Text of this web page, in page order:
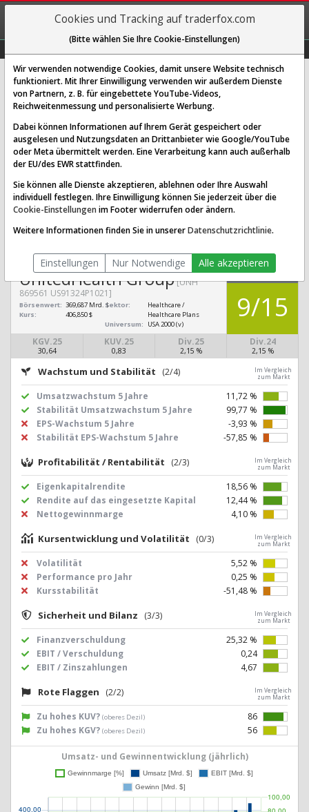
REGIS-
TRIEREN
UnitedHealth Group Aktie:
Realtime-Kurs & Analyse (869561 |
UNH)
SCORING SYSTEMS:
Qualitäts-Check Dividenden-Check
Wachstums-Check
geeignet?
UnitedHealth Group[UNH
869561 US91324P1021]
Börsenwert: 369,687 Mrd. $
Kurs:
406,850 $
Sektor:
Healthcare /
Healthcare Plans
Universum:
USA 2000 (v)
KGV.25
30,64
KUV.25
0,83
Div.25
2,15 %
Div.24
2,15 %
QUALITÄTS-
9/15
Wachstum und Stabilität (2/4)
Im Vergleich
zum Markt
Umsatzwachstum 5 Jahre
11,72 %
Stabilität Umsatzwachstum 5 Jahre
99,77 %
EPS-Wachstum 5 Jahre
-3,93 %
Stabilität EPS-Wachstum 5 Jahre
-57,85 %
Profitabilität / Rentabilität (2/3)
Im Vergleich
zum Markt
Eigenkapitalrendite
18,56 %
Rendite auf das eingesetzte Kapital
12,44 %
Nettogewinnmarge
4,10 %
Kursentwicklung und Volatilität (0/3)
Im Vergleich
zum Markt
Volatilität
5,52 %
Performance pro Jahr
0,25 %
Kursstabilität
-51,48 %
Sicherheit und Bilanz (3/3)
Im Vergleich
zum Markt
Finanzverschuldung
25,32 %
EBIT / Verschuldung
0,24
EBIT / Zinszahlungen
4,67
Rote Flaggen (2/2)
Im Vergleich
zum Markt
Zu hohes KUV? (oberes Dezil)
86
Zu hohes KGV? (oberes Dezil) 56
Umsatz- und Gewinnentwicklung (jährlich)
Cookies und Tracking auf traderfox.com
(Bitte wählen Sie Ihre Cookie-Einstellungen)
Wir verwenden notwendige Cookies, damit unsere Website technisch
funktioniert. Mit Ihrer Einwilligung verwenden wir außerdem Dienste
von Partnern, z. B. für eingebettete YouTube-Videos,
Reichweitenmessung und personalisierte Werbung.
Dabei können Informationen auf Ihrem Gerät gespeichert oder
ausgelesen und Nutzungsdaten an Drittanbieter wie Google/YouTube
oder Meta übermittelt werden. Eine Verarbeitung kann auch außerhalb
der EU/des EWR stattfinden.
Sie können alle Dienste akzeptieren, ablehnen oder Ihre Auswahl
individuell festlegen. Ihre Einwilligung können Sie jederzeit über die
Cookie-Einstellungen im Footer widerrufen oder ändern.
Weitere Informationen finden Sie in unsererDatenschutzrichtlinie.
Einstellungen Nur Notwendige Alle akzeptieren